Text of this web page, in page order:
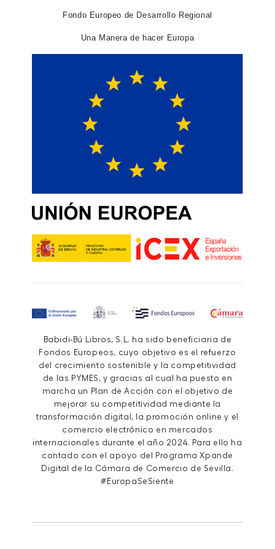
Fondo Europeo de Desarrollo Regional
Una Manera de hacer Europa
Babidi-Bú Libros, S.L. ha sido beneficiaria de
Fondos Europeos, cuyo objetivo es el refuerzo
del crecimiento sostenible y la competitividad
de las PYMES, y gracias al cual ha puesto en
marcha un Plan de Acción con el objetivo de
mejorar su competitividad mediante la
transformación digital, la promoción online y el
comercio electrónico en mercados
internacionales durante el año 2024. Para ello ha
contado con el apoyo del Programa Xpande
Digital de la Cámara de Comercio de Sevilla.
#EuropaSeSiente